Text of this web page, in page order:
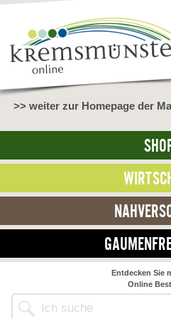
>> weiter zur Homepage der
Entdecken Sie
Online
NAHVERSORGER
>> Bauernmarkt <<